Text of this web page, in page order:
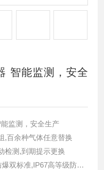
智能监测，安全
监测，安全生产
,百余种气体任意替换
检测,到期提示更换
双标准,IP67高等级防护